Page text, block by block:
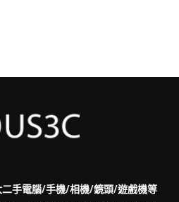
二手電腦/手機/相機/鏡頭/遊戲機等